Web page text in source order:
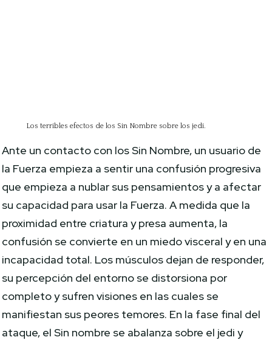
Los terribles efectos de los Sin Nombre sobre los jedi.
Ante un contacto con los Sin Nombre, un usuario de
la Fuerza empieza a sentir una confusión progresiva
que empieza a nublar sus pensamientos y a afectar
su capacidad para usar la Fuerza. A medida que la
proximidad entre criatura y presa aumenta, la
confusión se convierte en un miedo visceral y en una
incapacidad total. Los músculos dejan de responder,
su percepción del entorno se distorsiona por
completo y sufren visiones en las cuales se
manifiestan sus peores temores. En la fase final del
ataque, el Sin nombre se abalanza sobre el jedi y